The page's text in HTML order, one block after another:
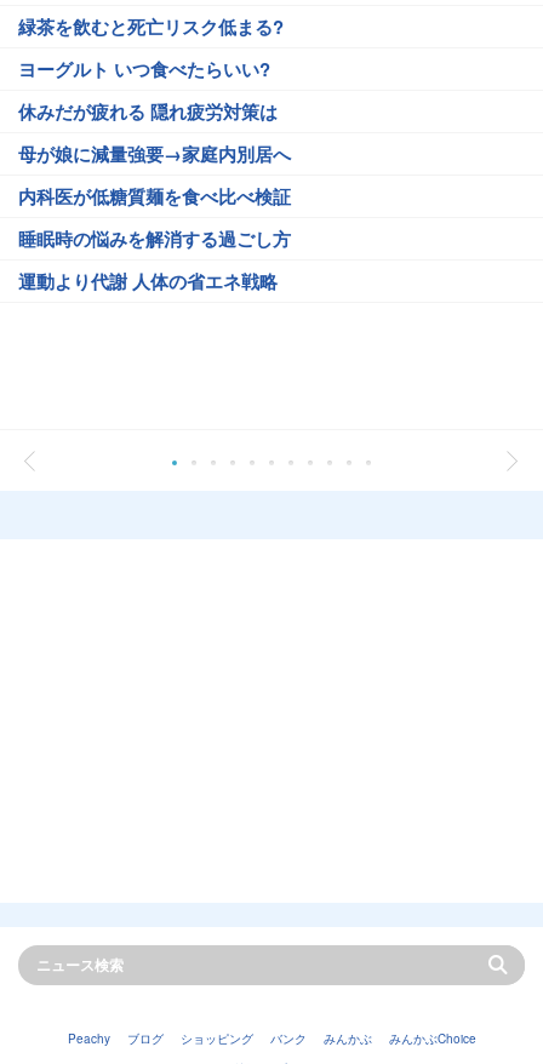
緑茶を飲むと死亡リスク低まる?
ヨーグルト いつ食べたらいい?
休みだが疲れる 隠れ疲労対策は
母が娘に減量強要→家庭内別居へ
内科医が低糖質麺を食べ比べ検証
睡眠時の悩みを解消する過ごし方
運動より代謝 人体の省エネ戦略
Peachy ブログ ショッピング バンク みんかぶ
みんかぶChoice